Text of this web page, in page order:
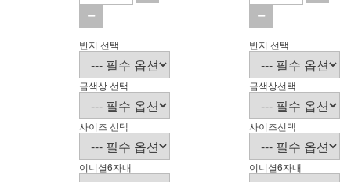
반지 선택
금색상 선택
사이즈 선택
이니셜6자내
반지 선택
금색상선택
사이즈선택
이니셜6자내